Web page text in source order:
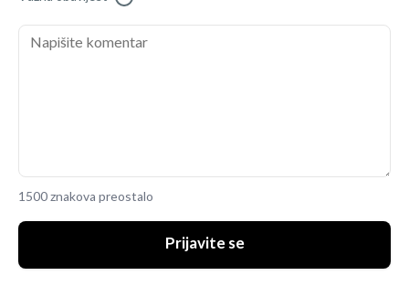
1500 znakova preostalo
Prijavite se